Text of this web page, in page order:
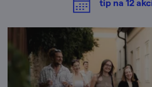
tip na 12